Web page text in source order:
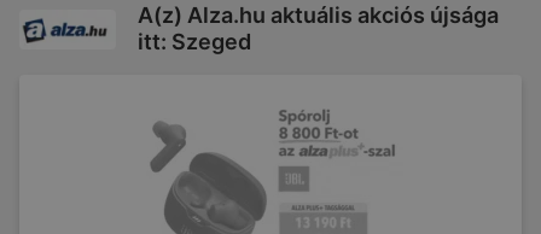
A(z) Alza.hu aktuális akciós újsága
itt: Szeged